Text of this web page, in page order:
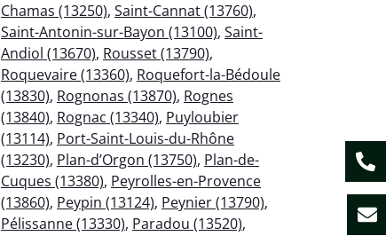
Chamas (13250), Saint-Cannat (13760),
Saint-Antonin-sur-Bayon (13100), Saint-
Andiol (13670), Rousset (13790),
Roquevaire (13360), Roquefort-la-Bédoule
(13830), Rognonas (13870), Rognes
(13840), Rognac (13340), Puyloubier
(13114), Port-Saint-Louis-du-Rhône
(13230), Plan-d’Orgon (13750), Plan-de-
Cuques (13380), Peyrolles-en-Provence
(13860), Peypin (13124), Peynier (13790),
Pélissanne (13330), Paradou (13520),